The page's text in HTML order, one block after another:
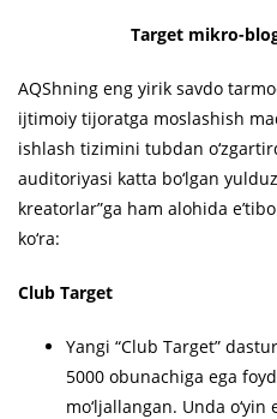
Target mikro-
AQShning eng yirik savdo
ijtimoiy tijoratga moslashish
ishlash tizimini tubdan
auditoriyasi katta bo‘lgan
kreatorlar”ga ham alohida
ko‘ra:
Club Target
Yangi “Club Target”
5000 obunachiga ega
mo‘ljallangan. Unda